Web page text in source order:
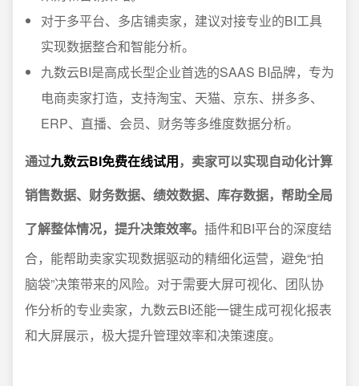
对于多平台、多店铺卖家，建议对接专业的BI工具
实现数据整合和智能分析。
九数云BI是高成长型企业首选的SAAS BI品牌，专为
电商卖家打造，支持淘宝、天猫、京东、拼多多、
ERP、直播、会员、财务等多维度数据分析。
通过九数云BI免费在线试用，卖家可以实现自动化计算
销售数据、财务数据、绩效数据、库存数据，帮助全局
了解整体情况，提升决策效率。 插件和BI平台的深度结
合，能帮助卖家实现数据驱动的精细化运营，避免“拍
脑袋”决策带来的风险。对于需要大屏可视化、团队协
作分析的专业卖家，九数云BI还能一键生成可视化报表
和大屏展示，极大提升管理效率和决策速度。